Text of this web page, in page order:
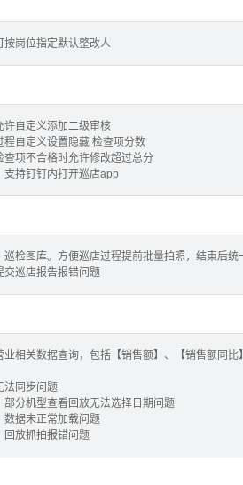
按岗位指定默认整改人
许自定义添加二级审核
程自定义设置隐藏 检查项分数
查项不合格时允许修改超过总分
支持钉钉内打开巡店app
巡检图库。方便巡店过程提前批量拍照，结束后
交巡店报告报错问题
业相关数据查询，包括【销售额】、【销售额同
法同步问题
部分机型查看回放无法选择日期问题
数据未正常加载问题
回放抓拍报错问题